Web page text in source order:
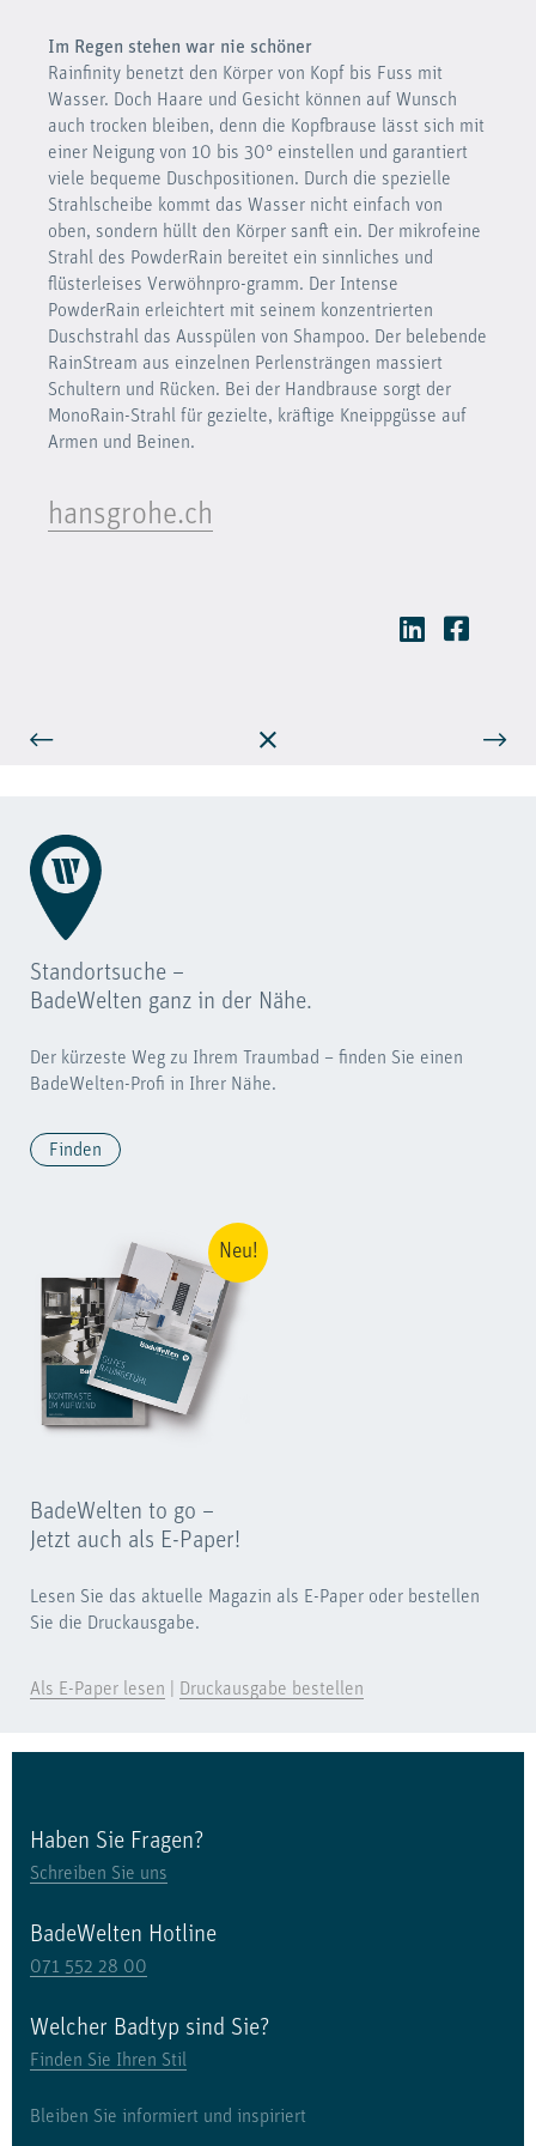
Im Regen stehen war nie schöner
Rainfinity benetzt den Körper von Kopf bis Fuss mit
Wasser. Doch Haare und Gesicht können auf Wunsch
auch trocken bleiben, denn die Kopfbrause lässt sich mit
einer Neigung von 10 bis 30° einstellen und garantiert
viele bequeme Duschpositionen. Durch die spezielle
Strahlscheibe kommt das Wasser nicht einfach von
oben, sondern hüllt den Körper sanft ein. Der mikrofeine
Strahl des PowderRain bereitet ein sinnliches und
flüsterleises Verwöhnpro-gramm. Der Intense
PowderRain erleichtert mit seinem konzentrierten
Duschstrahl das Ausspülen von Shampoo. Der belebende
RainStream aus einzelnen Perlensträngen massiert
Schultern und Rücken. Bei der Handbrause sorgt der
MonoRain-Strahl für gezielte, kräftige Kneippgüsse auf
Armen und Beinen.
hansgrohe.ch
Standortsuche –
BadeWelten ganz in der Nähe.
Der kürzeste Weg zu Ihrem Traumbad – finden Sie einen
BadeWelten-Profi in Ihrer Nähe.
Finden
Neu!
BadeWelten to go –
Jetzt auch als E-Paper!
Lesen Sie das aktuelle Magazin als E-Paper oder bestellen
Sie die Druckausgabe.
Als E-Paper lesen Druckausgabe bestellen
Haben Sie Fragen?
Schreiben Sie uns
BadeWelten Hotline
071 552 28 00
Welcher Badtyp sind Sie?
Finden Sie Ihren Stil
Bleiben Sie informiert und inspiriert